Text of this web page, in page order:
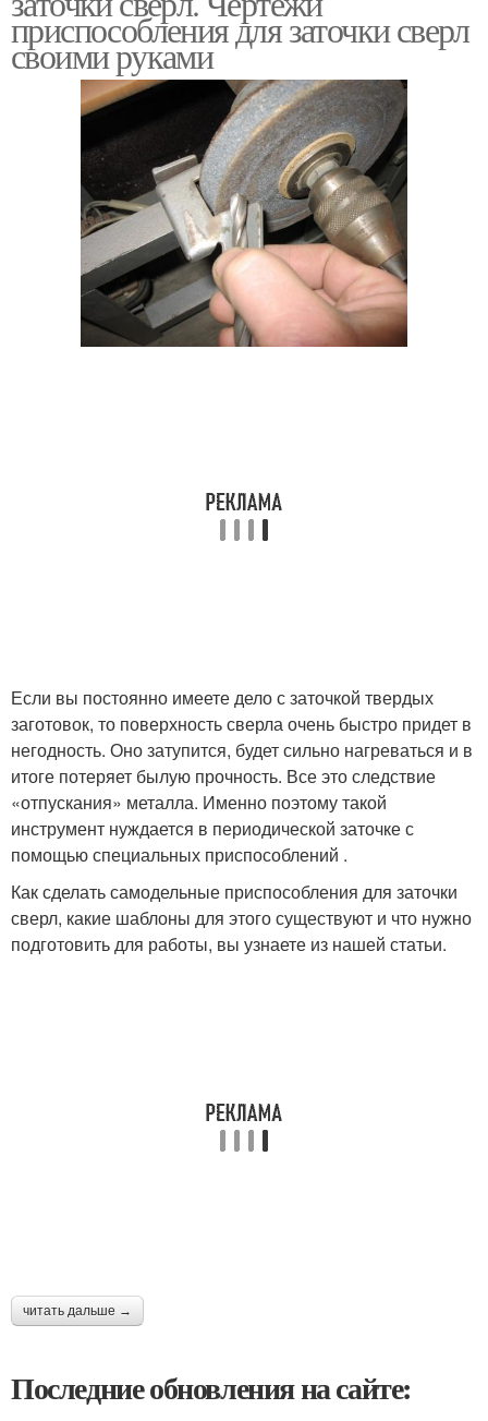
приспособления для заточки сверл
своими руками
Если вы постоянно имеете дело с заточкой твердых
заготовок, то поверхность сверла очень быстро придет в
негодность. Оно затупится, будет сильно нагреваться и в
итоге потеряет былую прочность. Все это следствие
«отпускания» металла. Именно поэтому такой
инструмент нуждается в периодической заточке с
помощью специальных приспособлений .
Как сделать самодельные приспособления для заточки
сверл, какие шаблоны для этого существуют и что нужно
подготовить для работы, вы узнаете из нашей статьи.
читать дальше →
Последние обновления на сайте: